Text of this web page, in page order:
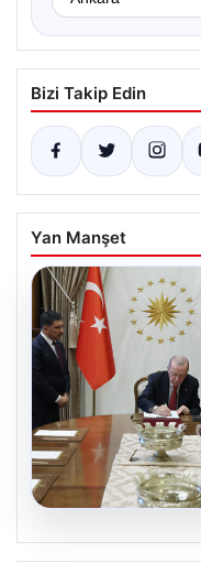
Bizi Takip Edin
Yan Manşet
05.08.2026